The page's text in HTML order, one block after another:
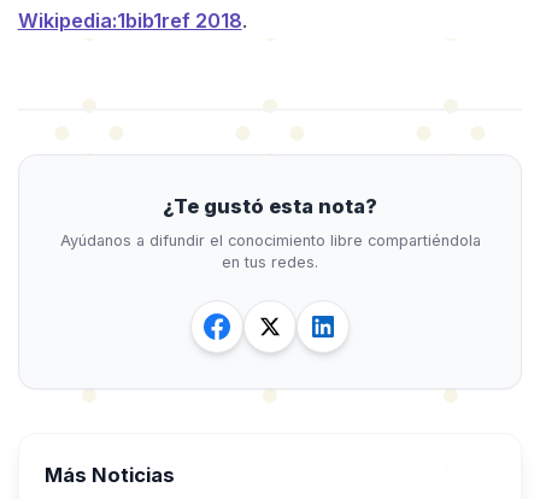
Wikipedia:1bib1ref 2018.
¿Te gustó esta nota?
Ayúdanos a difundir el conocimiento libre compartiéndola
en tus redes.
Más Noticias